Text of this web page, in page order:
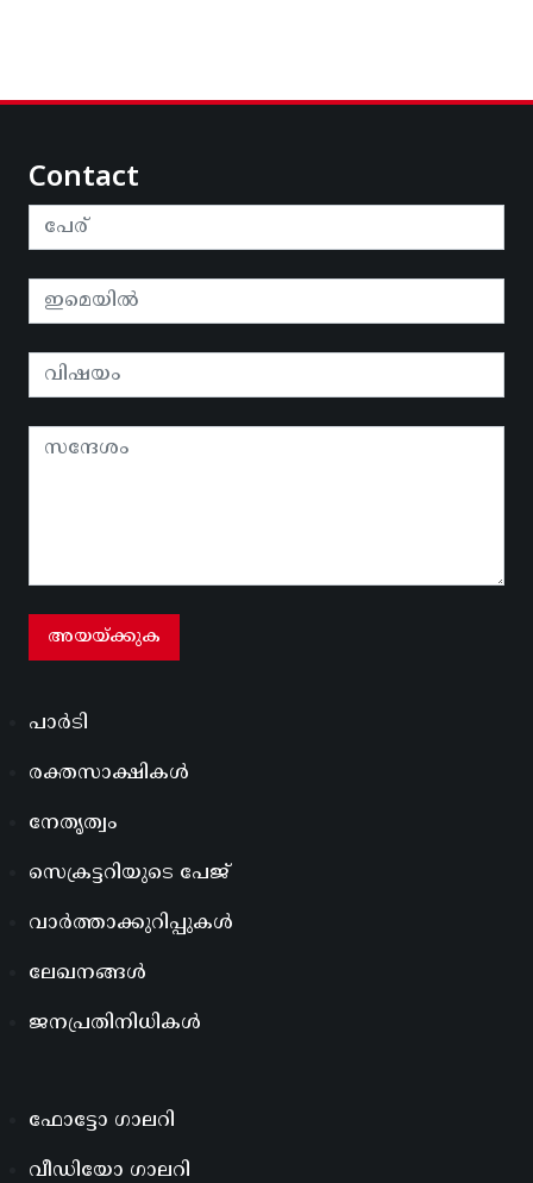
Contact
പാർടി
രക്തസാക്ഷികൾ
നേതൃത്വം
സെക്രട്ടറിയുടെ പേജ്
വാർത്താക്കുറിപ്പുകൾ
ലേഖനങ്ങൾ
ജനപ്രതിനിധികൾ
ഫോട്ടോ ഗാലറി
വീഡിയോ ഗാലറി